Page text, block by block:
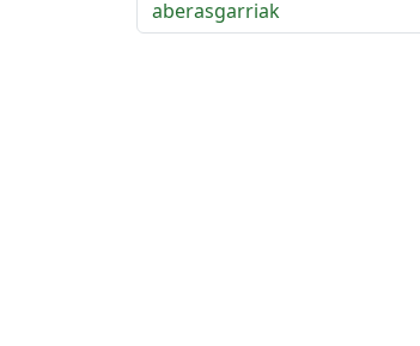
aberasgarriak